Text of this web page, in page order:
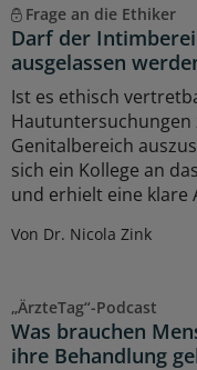
Frage an die Ethiker
Darf der
ausgelassen
Ist es ethisch
Genitalbereich
sich ein Kollege an
und erhielt eine klare
Von Dr. Nicola Zink
„ÄrzteTag“-Podcast
Was brauchen
ihre Behandlung